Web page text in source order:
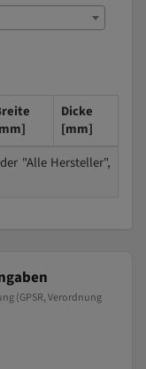
Dicke
[mm]
"Alle Hersteller",
(GPSR, Verordnung